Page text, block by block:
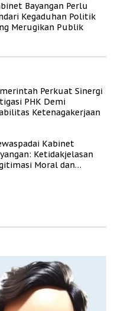
Bayangan Perlu
Kegaduhan Politik
Merugikan Publik
Perkuat Sinergi
PHK Demi
Ketenagakerjaan
Kabinet
Ketidakjelasan
Moral dan